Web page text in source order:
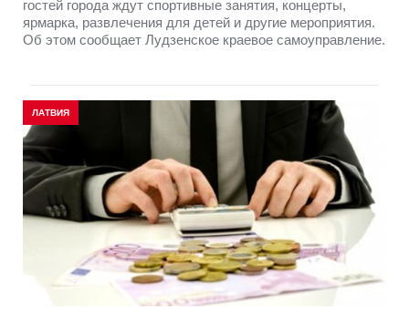
гостей города ждут спортивные занятия, концерты,
ярмарка, развлечения для детей и другие мероприятия.
Об этом сообщает Лудзенское краевое самоуправление.
ЛАТВИЯ